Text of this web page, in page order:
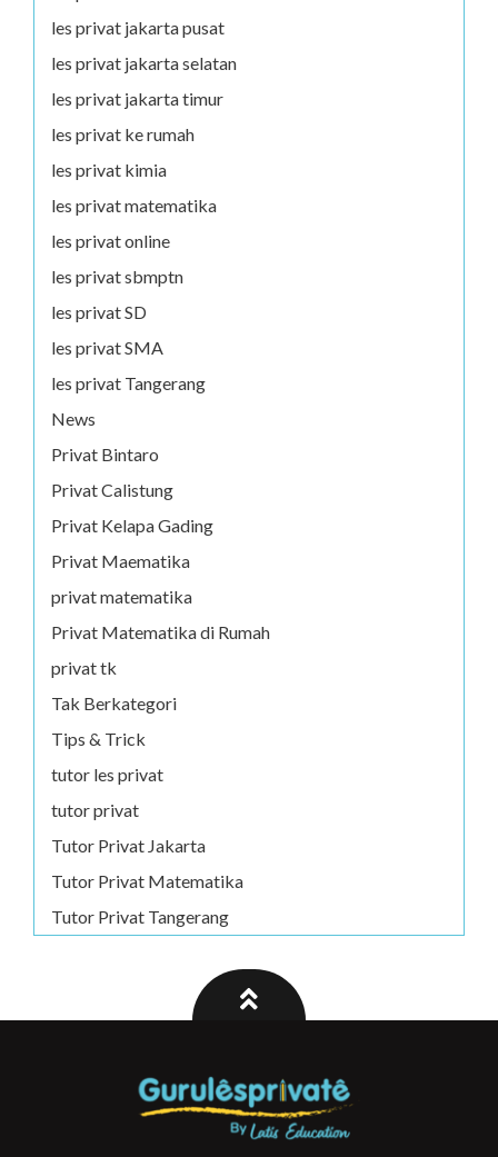
les privat jakarta pusat
les privat jakarta selatan
les privat jakarta timur
les privat ke rumah
les privat kimia
les privat matematika
les privat online
les privat sbmptn
les privat SD
les privat SMA
les privat Tangerang
News
Privat Bintaro
Privat Calistung
Privat Kelapa Gading
Privat Maematika
privat matematika
Privat Matematika di Rumah
privat tk
Tak Berkategori
Tips & Trick
tutor les privat
tutor privat
Tutor Privat Jakarta
Tutor Privat Matematika
Tutor Privat Tangerang